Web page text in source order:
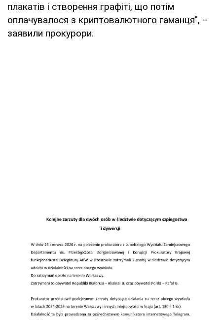
плакатів і створення графіті, що потім
оплачувалося з криптовалютного гаманця", –
заявили прокурори.